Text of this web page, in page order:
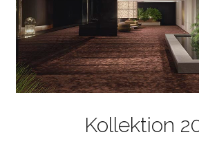
Kollektion